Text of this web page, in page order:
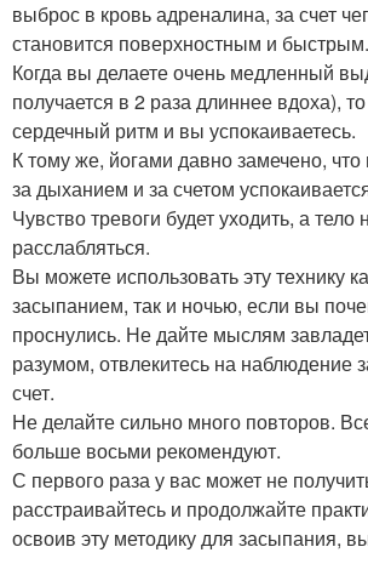
выброс в кровь адреналина, за счет
становится поверхностным и быстрым.
Когда вы делаете очень медленный
получается в 2 раза длиннее вдоха),
сердечный ритм и вы успокаиваетесь.
К тому же, йогами давно замечено,
за дыханием и за счетом
Чувство тревоги будет уходить, а тело
расслабляться.
Вы можете использовать эту технику
засыпанием, так и ночью, если вы
проснулись. Не дайте мыслям
разумом, отвлекитесь на наблюдение
счет.
Не делайте сильно много повторов.
больше восьми рекомендуют.
С первого раза у вас может не
расстраивайтесь и продолжайте
освоив эту методику для засыпания,